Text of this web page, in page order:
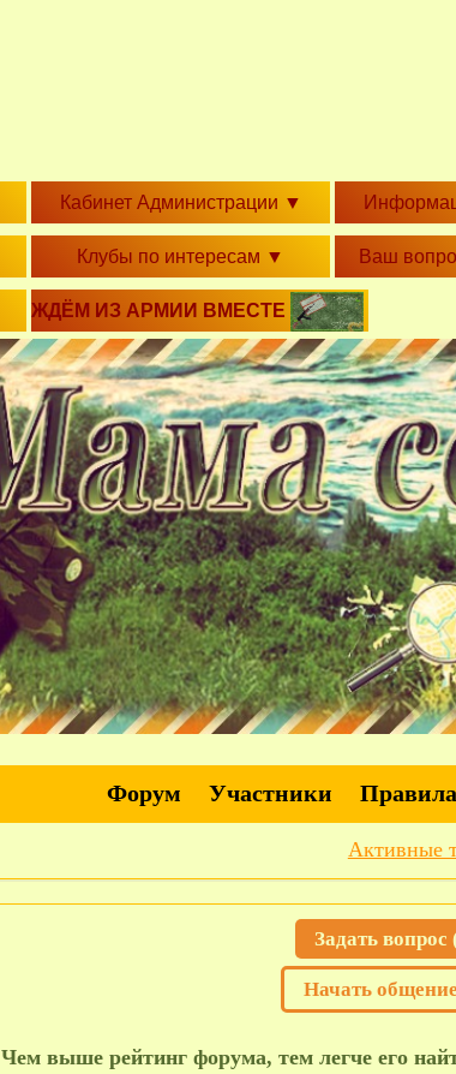
Кабинет Администрации ▼
Клубы по интересам ▼ Ваш
ЖДЁМ ИЗ АРМИИ ВМЕСТЕ
Форум Участники Правила
Активные
Задать вопрос
Начать
Чем выше рейтинг форума, тем легче его